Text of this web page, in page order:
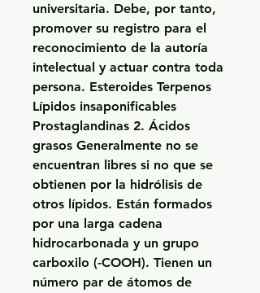
universitaria. Debe, por tanto,
promover su registro para el
reconocimiento de la autoría
intelectual y actuar contra toda
persona. Esteroides Terpenos
Lípidos insaponificables
Prostaglandinas 2. Ácidos
grasos Generalmente no se
encuentran libres si no que se
obtienen por la hidrólisis de
otros lípidos. Están formados
por una larga cadena
hidrocarbonada y un grupo
carboxilo (-COOH). Tienen un
número par de átomos de